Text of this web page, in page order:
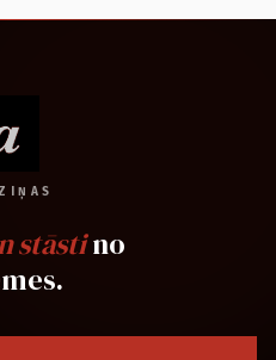
stāstino